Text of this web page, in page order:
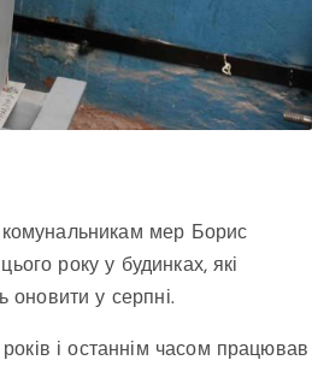
мер Борис
року у будинках, які
оновити у серпні.
і останнім часом працював